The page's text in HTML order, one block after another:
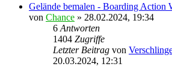
Gelände bemalen - Boarding Action
von Chance » 28.02.2024, 19:34
6 Antworten
1404 Zugriffe
Letzter Beitrag von
20.03.2024, 12:31